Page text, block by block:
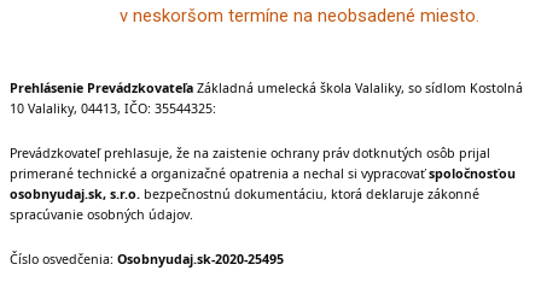
v neskoršom termíne na neobsadené miesto.
Prehlásenie Prevádzkovateľa Základná umelecká škola Valaliky, so sídlom Kostolná
10 Valaliky, 04413, IČO: 35544325:
Prevádzkovateľ prehlasuje, že na zaistenie ochrany práv dotknutých osôb prijal
primerané technické a organizačné opatrenia a nechal si vypracovaťspoločnosťou
osobnyudaj.sk, s.r.o. bezpečnostnú dokumentáciu, ktorá deklaruje zákonné
spracúvanie osobných údajov.
Číslo osvedčenia: Osobnyudaj.sk-2020-25495